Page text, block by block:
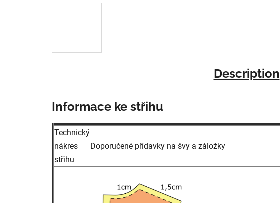
Description
Informace ke střihu
Technický
nákres
střihu
Doporučené přídavky na švy a záložky